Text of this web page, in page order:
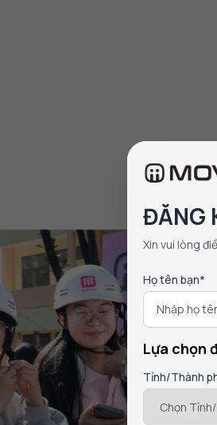
ĐĂNG
Xin vui lòng
Họ tên bạn*
Lựa chọn
Tỉnh/Thành